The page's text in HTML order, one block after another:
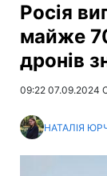
Росія
майже
дронів
09:22 07.09.2024
НАТАЛІЯ